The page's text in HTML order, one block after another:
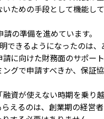
ための手段として機能して
の準備を進めています。
きるようになったのは
に向けた財務面のサポー
グで申請すべきか、保
資が使えない時期を乗り
えるのは、創業期の経営